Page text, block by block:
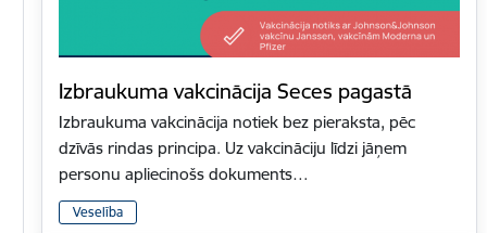
Izbraukuma vakcinācija Seces pagastā
Izbraukuma vakcinācija notiek bez pieraksta, pēc
dzīvās rindas principa. Uz vakcināciju līdzi jāņem
personu apliecinošs dokuments…
Veselība